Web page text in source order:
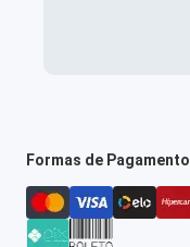
Formas de Pagamento